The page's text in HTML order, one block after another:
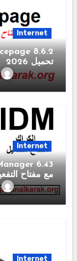
Internet
تحميل 2026
Internet
مع مفتاح
Internet